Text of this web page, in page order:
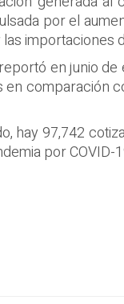
por el
importaciones
en junio
comparación
hay 97,742
por COVID-